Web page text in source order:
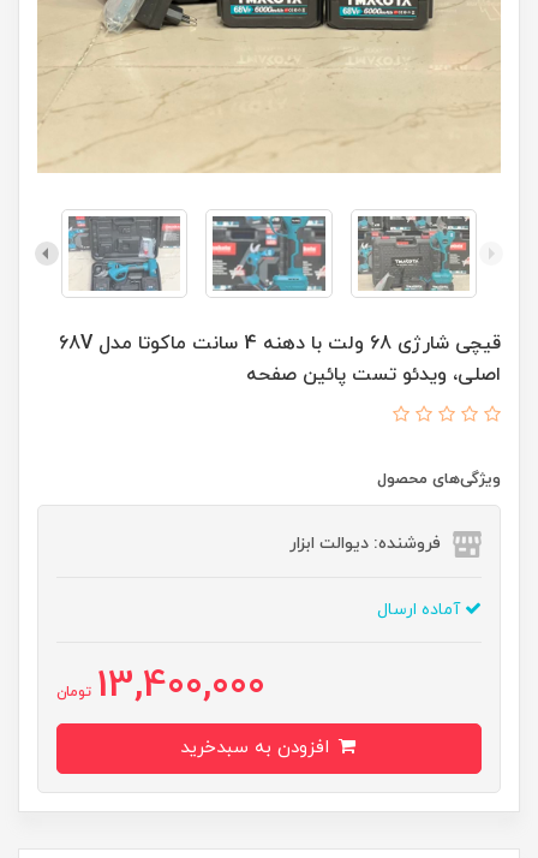
قیچی شارژی 68 ولت با دهنه 4 سانت ماکوتا مدل 68V
اصلی، ویدئو تست پائین صفحه
ویژگی‌های محصول
فروشنده: دیوالت ابزار
آماده ارسال
13,400,000 تومان